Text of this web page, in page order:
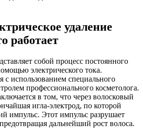
удаление
работает
собой процесс постоянного
электрического тока.
с использованием специального
профессионального косметолога.
в том, что через волосковый
игла-электрод, по которой
импульс. Этот импульс разрушает
дальнейший рост волоса.